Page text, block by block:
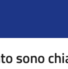
sono